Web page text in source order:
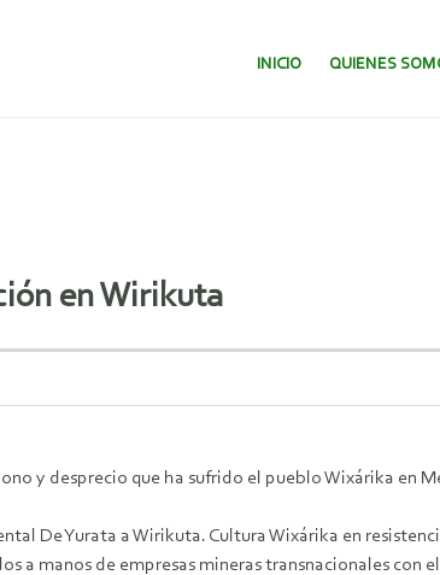
SALTAR AL CONTENIDO.
INICIO QUIENES
en Wirikuta
y desprecio que ha sufrido el pueblo Wixárika en
De Yurata a Wirikuta. Cultura Wixárika en
a manos de empresas mineras transnacionales con